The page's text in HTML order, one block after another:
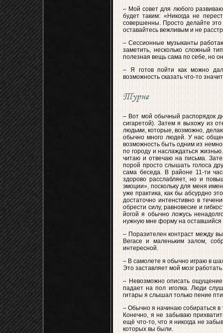
– Мой совет для любого
будет таким: «Никогда не
совершенны. Просто делайте
оставайтесь вежливым и не
– Сессионные музыканты
заметить, несколько сложный
полезная вещь сама по себе, но
– Я готов пойти как можно
возможность сказать что-то
Турне
– Вот мой обычный распорядок
сигаретой). Затем я выхожу из
людьми, которые, возможно,
обычно много людей. У нас
возможность быть одним из
по городу и наслаждаться
читаю и отвечаю на письма.
порой просто слышать голоса
сама беседа. В районе 11-ти
здорово расслабляет, но и
эмоции», поскольку для меня
уже практика, как бы абсурдно
достаточно интенстивно в
обрести силу, равновесие и
йогой я обычно ложусь
нужную мне форму на оставшийся
– Поразителен контраст между
Вегасе и маленьким залом,
интересной.
– В самолете я обычно играю в
Это заставляет мой мозг работать.
– Невозможно описать
падает на пол иголка. Люди
гитары я слышал только пение
– Обычно я начинаю собираться в
Конечно, я не забываю
ещё что-то, что я никогда не
которых вы были.